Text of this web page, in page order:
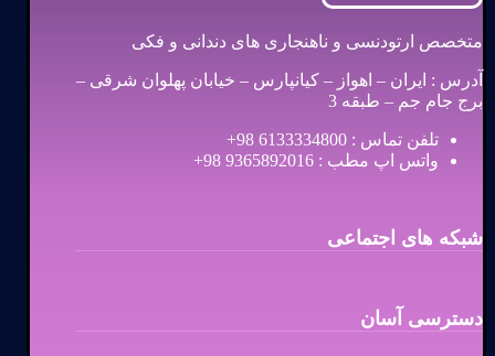
متخصص ارتودنسی و ناهنجاری های دندانی و فکی
آدرس : ایران – اهواز – کیانپارس – خیابان پهلوان شرقی –
برج جام جم – طبقه 3
تلفن تماس : 6133334800 98+
واتس اپ مطب : 9365892016 98+
شبکه های اجتماعی
دسترسی آسان